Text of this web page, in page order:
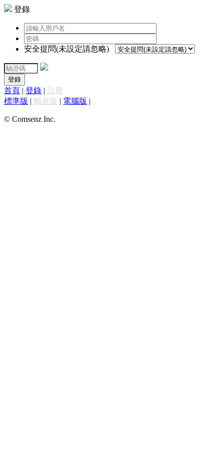
登錄
安全提問(未設定請忽略)
登錄
首頁 | 登錄 | 註冊
標準版 | 觸屏版 | 電腦版 |
© Comsenz Inc.